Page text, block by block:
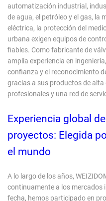
automatización industrial,
de agua, el petróleo y el gas, la
eléctrica, la protección del
urbana exigen equipos de
fiables. Como fabricante de
amplia experiencia en
confianza y el reconocimiento
gracias a sus productos de alta
profesionales y una red de
Experiencia global
proyectos: Elegida
el mundo
A lo largo de los años,
continuamente a los mercados
fecha, hemos participado en